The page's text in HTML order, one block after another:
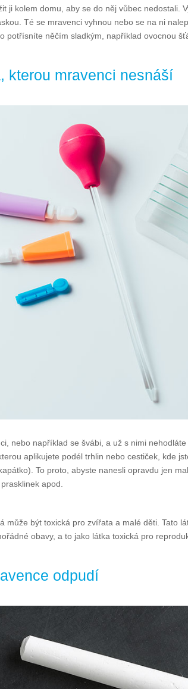
ji kolem domu, aby se do něj vůbec nedostali.
Té se mravenci vyhnou nebo se na ni
potřísníte něčím sladkým, například ovocnou
kterou mravenci nesnáší
nebo například se švábi, a už s nimi
aplikujete podél trhlin nebo cestiček, kde
To proto, abyste nanesli opravdu jen
apod.
může být toxická pro zvířata a malé děti. Tato
obavy, a to jako látka toxická pro
odpudí